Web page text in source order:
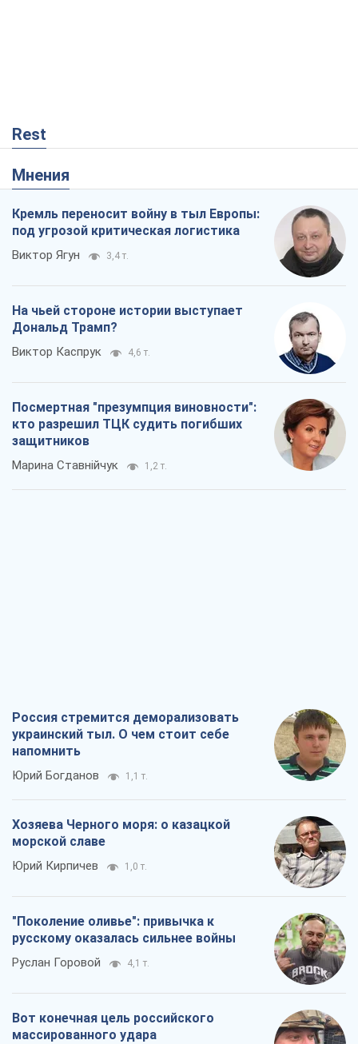
Rest
Мнения
Кремль переносит войну в тыл Европы:
под угрозой критическая логистика
Виктор Ягун 3,4 т.
На чьей стороне истории выступает
Дональд Трамп?
Виктор Каспрук 4,6 т.
Посмертная "презумпция виновности":
кто разрешил ТЦК судить погибших
защитников
Марина Ставнійчук 1,2 т.
Россия стремится деморализовать
украинский тыл. О чем стоит себе
напомнить
Юрий Богданов 1,1 т.
Хозяева Черного моря: о казацкой
морской славе
Юрий Кирпичев 1,0 т.
"Поколение оливье": привычка к
русскому оказалась сильнее войны
Руслан Горовой 4,1 т.
Вот конечная цель российского
массированного удара